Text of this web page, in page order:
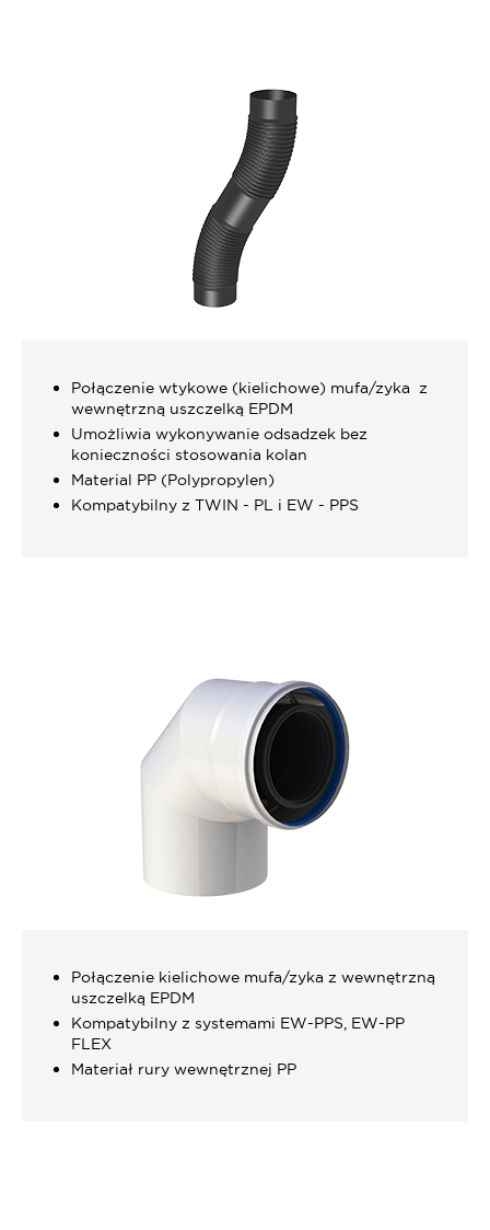
Połączenie wtykowe (kielichowe) mufa/zyka z
wewnętrzną uszczelką EPDM
Umożliwia wykonywanie odsadzek bez
konieczności stosowania kolan
Material PP (Polypropylen)
Kompatybilny z TWIN - PL i EW - PPS
Połączenie kielichowe mufa/zyka z wewnętrzną
uszczelką EPDM
Kompatybilny z systemami EW-PPS, EW-PP
FLEX
Materiał rury wewnętrznej PP